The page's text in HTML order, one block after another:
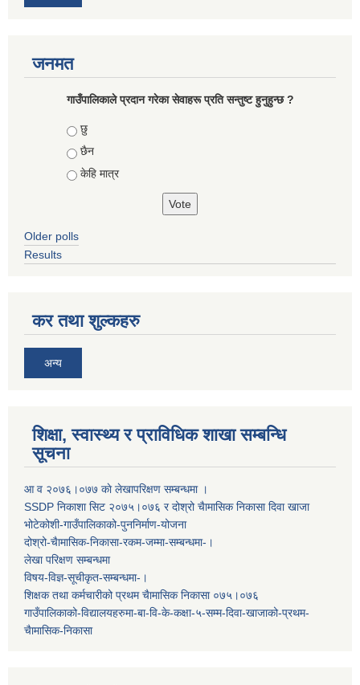
जनमत
गाउँपालिकाले प्रदान गरेका सेवाहरू प्रति सन्तुष्ट हुनुहुन्छ ?
Choices
छु
छैन
केहि मात्र
Older polls
Results
कर तथा शुल्कहरु
अन्य
शिक्षा, स्वास्थ्य र प्राविधिक शाखा सम्बन्धि
सूचना
आ व २०७६।०७७ काे लेखापरिक्षण सम्बन्धमा ।
SSDP निकाशा सिट २०७५।०७६ र दोश्रो चैामासिक निकासा दिवा खाजा
भोटेकोशी-गाउँपालिकाको-पुननिर्माण-योजना
दोश्रो-चैामासिक-निकासा-रकम-जम्मा-सम्बन्धमा-।
लेखा परिक्षण सम्बन्धमा
विषय-विज्ञ-सूचीकृत-सम्बन्धमा-।
शिक्षक तथा कर्मचारीको प्रथम च‌ैामासिक निकासा ०७५।०७६
गाउँपालिकाको-विद्यालयहरुमा-बा-वि-के-कक्षा-५-सम्म-दिवा-खाजाको-प्रथम-
चैामासिक-निकासा